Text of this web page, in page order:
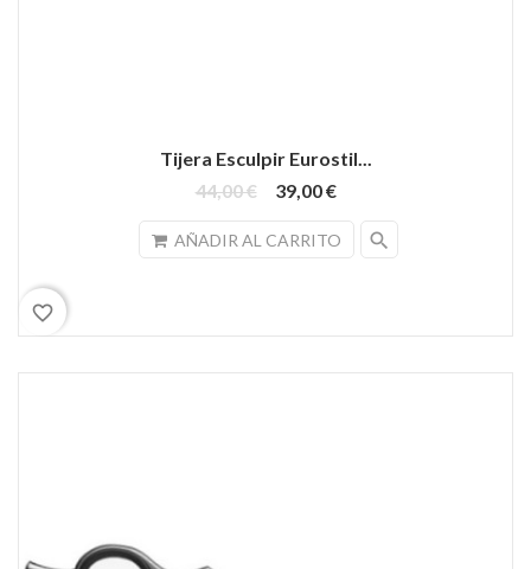
Tijera Esculpir Eurostil...
44,00 €
39,00 €
AÑADIR AL CARRITO search
favorite_border